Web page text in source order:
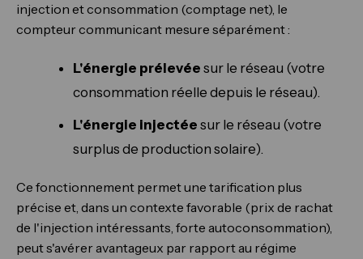
injection et consommation (comptage net), le
compteur communicant mesure séparément :
L'énergie prélevée sur le réseau (votre
consommation réelle depuis le réseau).
L'énergie injectée sur le réseau (votre
surplus de production solaire).
Ce fonctionnement permet une tarification plus
précise et, dans un contexte favorable (prix de rachat
de l'injection intéressants, forte autoconsommation),
peut s'avérer avantageux par rapport au régime